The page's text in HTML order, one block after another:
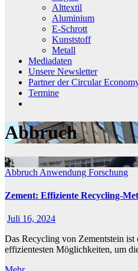
Alttextil
Aluminium
E-Schrott
Kunststoff
Metall
Mediadaten
Unsere Newsletter
Partner der Circular
Termine
Abbruch
Abbruch Anwendung Forschung
Zement: Effiziente Recycling-
Juli 16, 2024
Das Recycling von Zementstein ist
effizientesten Möglichkeiten, um